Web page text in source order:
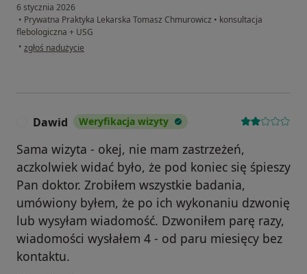
6 stycznia 2026
• Prywatna Praktyka Lekarska Tomasz Chmurowicz • konsultacja
flebologiczna + USG
• w opinii użytkownika Agnieszka J.
zgłoś nadużycie
Dawid Weryfikacja wizyty
Sama wizyta - okej, nie mam zastrzeżeń,
aczkolwiek widać było, że pod koniec się śpieszy
Pan doktor. Zrobiłem wszystkie badania,
umówiony byłem, że po ich wykonaniu dzwonię
lub wysyłam wiadomość. Dzwoniłem parę razy,
wiadomości wysłałem 4 - od paru miesięcy bez
kontaktu.